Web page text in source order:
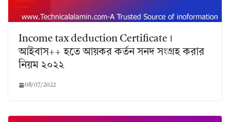
Income tax deduction Certificate।
আইবাস++ হতে আয়কর কর্তন সনদ সংগ্রহ করার
নিয়ম ২০২২
08/07/2022